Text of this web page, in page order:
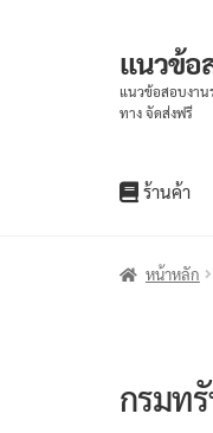
Skip
to
navigation
Skip
to
content
แนวข้อ
แนวข้อสอบงาน
ทาง จัดส่งฟรี
ร้านค้า
หน้าหลัก
กรมท